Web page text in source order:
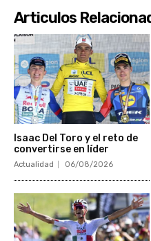
Articulos
Isaac Del Toro y el reto de
convertirse en líder
Actualidad 06/08/2026